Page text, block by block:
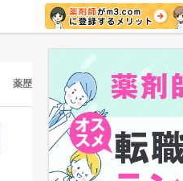
薬歴 マイナ保険証